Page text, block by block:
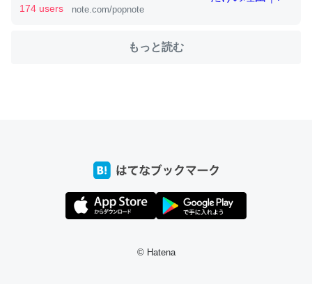
ジになったり努力してるし。
ウチもEchoを実家に置いて４年。でたまに覗いてる。ぼ
ちぼちRingも置こうかと画策中。あと、Googleマップで
位置情報を共有してる。電池残量や充電中かが分かるので
コミュニケーションが劇的に変化した｜tayorini by LIFULL介護
174 users note.com/popnote
もっと読む
© Hatena